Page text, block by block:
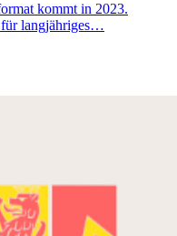
kommt in 2023.
für langjähriges…